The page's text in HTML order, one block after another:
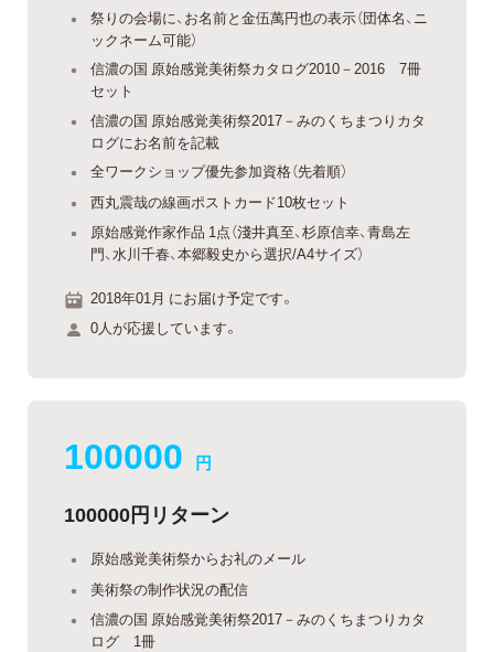
祭りの会場に、お名前と金伍萬円也の表示（団体名、ニ
ックネーム可能）
信濃の国 原始感覚美術祭カタログ2010－2016 7冊
セット
信濃の国 原始感覚美術祭2017－みのくちまつりカタ
ログにお名前を記載
全ワークショップ優先参加資格（先着順）
西丸震哉の線画ポストカード10枚セット
原始感覚作家作品 1点（淺井真至、杉原信幸、青島左
門、水川千春、本郷毅史から選択/A4サイズ）
2018年01月 にお届け予定です。
0人が応援しています。
100000 円
100000円リターン
原始感覚美術祭からお礼のメール
美術祭の制作状況の配信
信濃の国 原始感覚美術祭2017－みのくちまつりカタ
ログ 1冊